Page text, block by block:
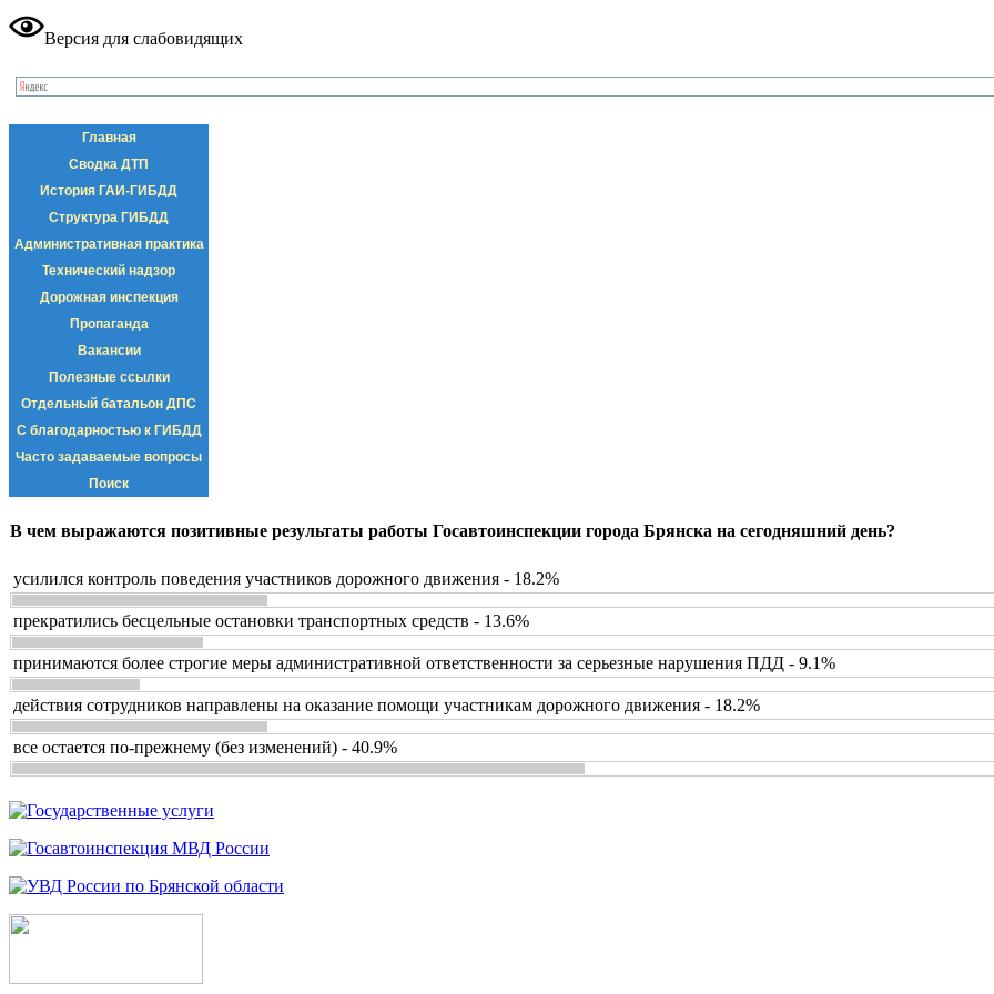
Версия для слабовидящих
Главная
Сводка ДТП
История ГАИ-ГИБДД
Структура ГИБДД
Административная практика
Технический надзор
Дорожная инспекция
Пропаганда
Вакансии
Полезные ссылки
Отдельный батальон ДПС
С благодарностью к ГИБДД
Часто задаваемые вопросы
Поиск
В чем выражаются позитивные результаты работы Госавтоинспекции города Брянска на сегодняшний день?
усилился контроль поведения участников дорожного движения - 18.2%
прекратились бесцельные остановки транспортных средств - 13.6%
принимаются более строгие меры административной ответственности за серьезные нарушения ПДД - 9.1%
действия сотрудников направлены на оказание помощи участникам дорожного движения - 18.2%
все остается по-прежнему (без изменений) - 40.9%